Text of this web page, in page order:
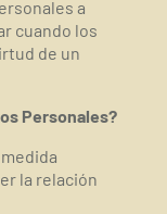
a
cuando los
de un
Personales?
la relación